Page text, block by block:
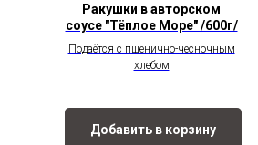
Ракушки в авторском
соусе "Тёплое Море" /600г/
Подаётся с пшенично-чесночным
хлебом
Добавить в корзину